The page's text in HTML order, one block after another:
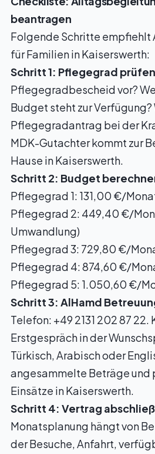
beantragen
Folgende Schritte empfiehlt
für Familien in Kaiserswerth:
Schritt 1: Pflegegrad prüfen
Pflegegradbescheid vor?
Budget steht zur Verfügung?
Pflegegradantrag bei der
MDK-Gutachter kommt zur
Hause in Kaiserswerth.
Schritt 2: Budget
Pflegegrad 1: 131,00 €/
Pflegegrad 2: 449,40 €/
Umwandlung)
Pflegegrad 3: 729,80 €/
Pflegegrad 4: 874,60 €/
Pflegegrad 5: 1.050,60 €/
Schritt 3: AlHamd
Telefon: +49 2131 202 87 22.
Erstgespräch in der
Türkisch, Arabisch oder
angesammelte Beträge und
Einsätze in Kaiserswerth.
Schritt 4: Vertrag
Monatsplanung hängt von
der Besuche, Anfahrt,